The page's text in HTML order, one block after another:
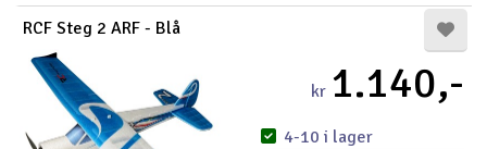
RCF Steg 2 ARF - Blå
kr 1.140,-
4-10 i lager